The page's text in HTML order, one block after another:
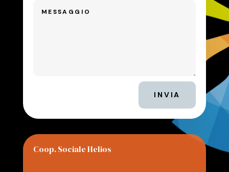
INVIA
Coop. Sociale Helios